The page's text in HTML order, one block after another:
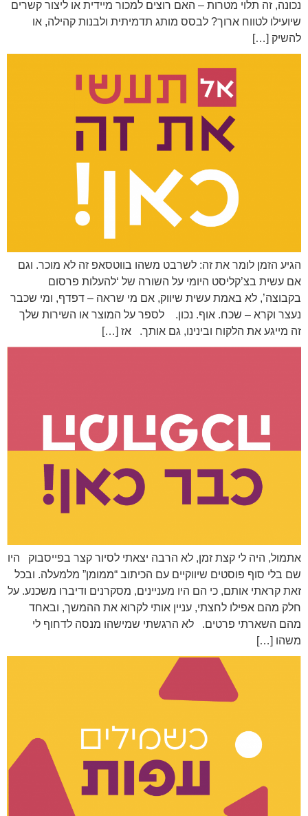
נכונה, זה תלוי מטרות – האם רוצים למכור מיידית או ליצור קשרים
שיועילו לטווח ארוך? לבסס מותג תדמיתית ולבנות קהילה, או
להשיק […]
הגיע הזמן לומר את זה: לשרבט משהו בווטסאפ זה לא מוכר. וגם
אם עשית בצ’קליסט היומי על השורה של ‘להעלות פרסום
בקבוצה’, לא באמת עשית שיווק, אם מי שראה – דפדף, ומי שכבר
נעצר וקרא – שכח. אוף. נכון. לספר על המוצר או השירות שלך
זה מייגע את הלקוח ובינינו, גם אותך. אז […]
אתמול, היה לי קצת זמן, לא הרבה יצאתי לסיור קצר בפייסבוק היו
שם בלי סוף פוסטים שיווקיים עם הכיתוב “ממומן” מלמעלה. ובכל
זאת קראתי אותם, כי הם היו מעניינים, מסקרנים ודיברו משכנע. על
חלק מהם אפילו לחצתי, עניין אותי לקרוא את ההמשך, ובאחד
מהם השארתי פרטים. לא הרגשתי שמישהו מנסה לדחוף לי
משהו […]